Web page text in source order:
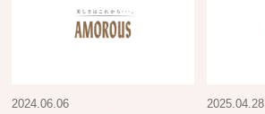
2024.06.06 2025.04.28